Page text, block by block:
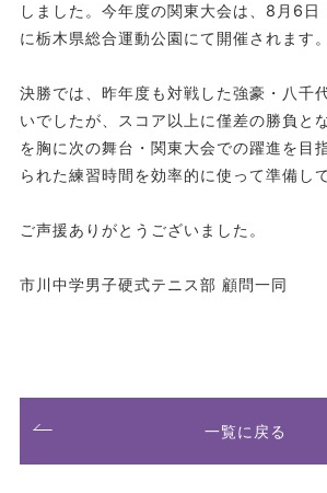
しました。今年度の関東大会は、8月6日
に栃木県総合運動公園にて開催されます。
決勝では、昨年度も対戦した強豪・八千
いでしたが、スコア以上に僅差の勝負と
を胸に次の舞台・関東大会での躍進を目
られた練習時間を効率的に使って準備し
ご声援ありがとうございました。
市川中学男子硬式テニス部 顧問一同
一覧に戻る